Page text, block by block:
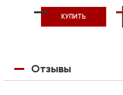
КУПИТЬ
Отзывы